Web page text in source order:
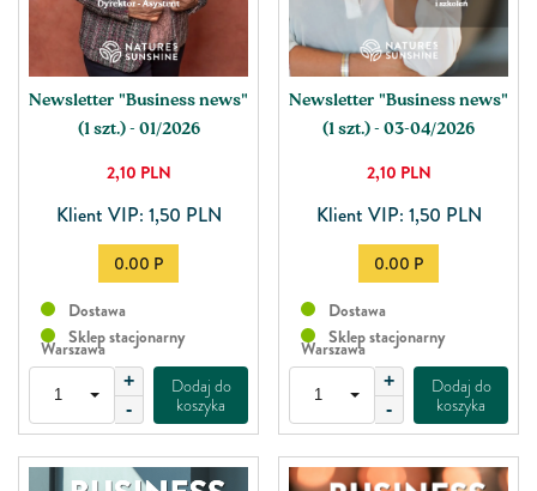
Newsletter "Business news"
(1 szt.) - 01/2026
2,10 PLN
Klient VIP: 1,50 PLN
0.00 P
Dostawa
Sklep stacjonarny
Warszawa
+
-
Dodaj do
koszyka
Newsletter "Business news"
(1 szt.) - 03-04/2026
2,10 PLN
Klient VIP: 1,50 PLN
0.00 P
Dostawa
Sklep stacjonarny
Warszawa
+
-
Dodaj do
koszyka